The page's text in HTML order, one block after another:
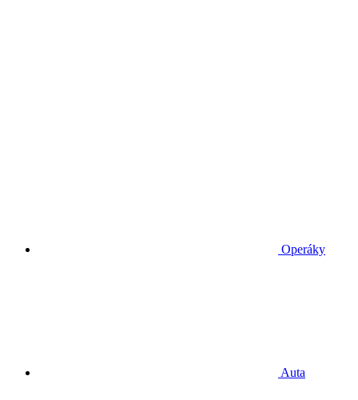
Operáky
Auta